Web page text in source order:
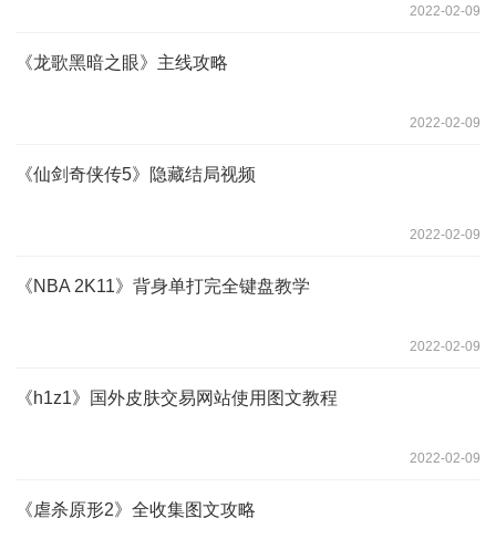
2022-02-09
《龙歌黑暗之眼》主线攻略
2022-02-09
《仙剑奇侠传5》隐藏结局视频
2022-02-09
《NBA 2K11》背身单打完全键盘教学
2022-02-09
《h1z1》国外皮肤交易网站使用图文教程
2022-02-09
《虐杀原形2》全收集图文攻略